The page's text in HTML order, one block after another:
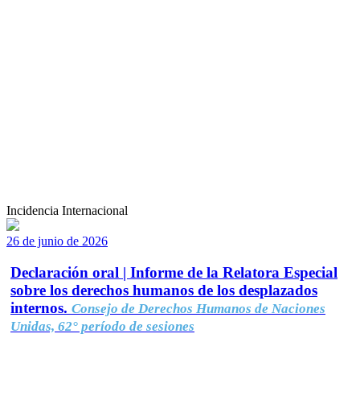
Incidencia Internacional
26 de junio de 2026
Declaración oral | Informe de la Relatora Especial
sobre los derechos humanos de los desplazados
internos. Consejo de Derechos Humanos de Naciones
Unidas, 62° período de sesiones